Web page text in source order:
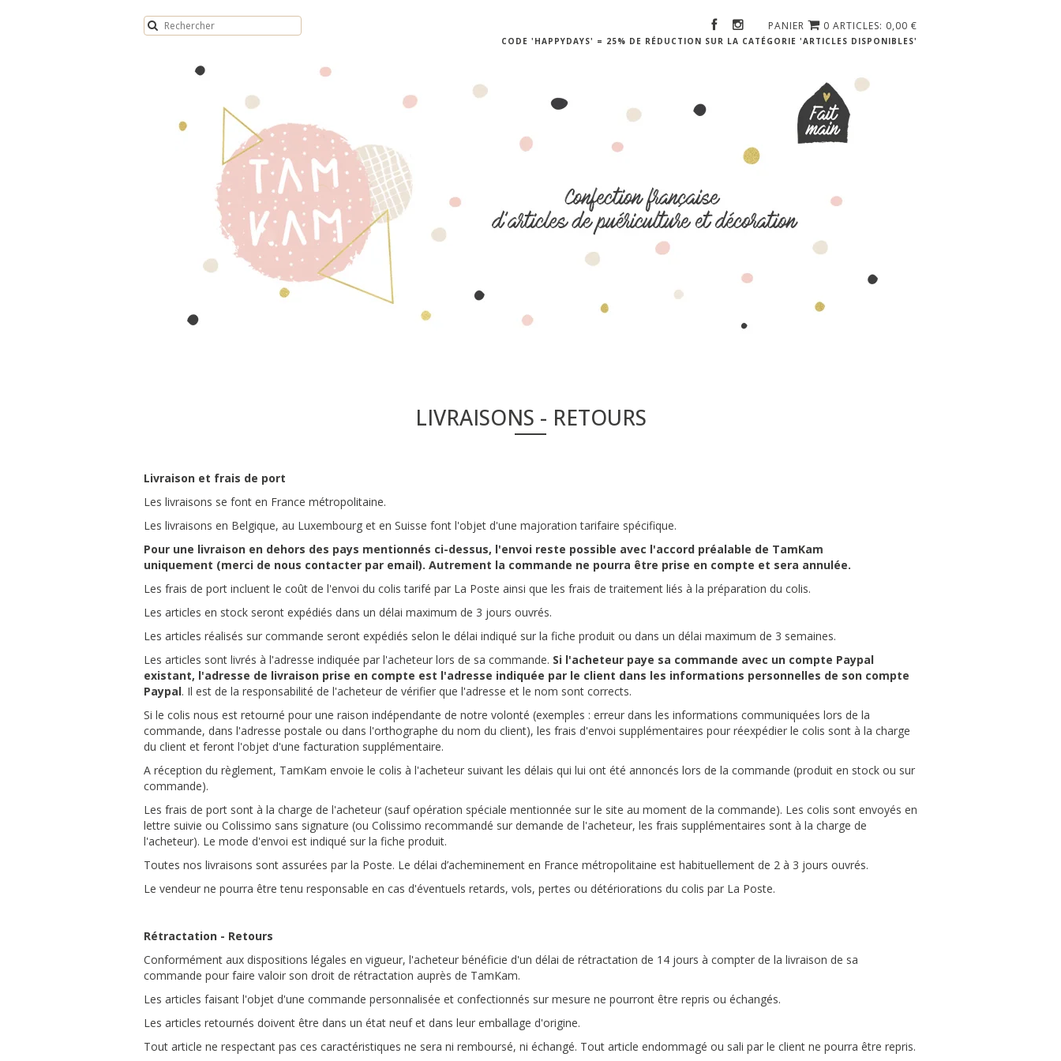
PANIER 0 ARTICLES: 0,00 €
CODE 'HAPPYDAYS' = 25% DE RÉDUCTION SUR LA CATÉGORIE 'ARTICLES DISPONIBLES'
LIVRAISONS - RETOURS
Livraison et frais de port
Les livraisons se font en France métropolitaine.
Les livraisons en Belgique, au Luxembourg et en Suisse font l'objet d'une majoration tarifaire spécifique.
Pour une livraison en dehors des pays mentionnés ci-dessus, l'envoi reste possible avec l'accord préalable de TamKam
uniquement (merci de nous contacter par email). Autrement la commande ne pourra être prise en compte et sera annulée.
Les frais de port incluent le coût de l'envoi du colis tarifé par La Poste ainsi que les frais de traitement liés à la préparation du colis.
Les articles en stock seront expédiés dans un délai maximum de 3 jours ouvrés.
Les articles réalisés sur commande seront expédiés selon le délai indiqué sur la fiche produit ou dans un délai maximum de 3 semaines.
Les articles sont livrés à l'adresse indiquée par l'acheteur lors de sa commande. Si l'acheteur paye sa commande avec un compte Paypal
existant, l'adresse de livraison prise en compte est l'adresse indiquée par le client dans les informations personnelles de son compte
Paypal. Il est de la responsabilité de l'acheteur de vérifier que l'adresse et le nom sont corrects.
Si le colis nous est retourné pour une raison indépendante de notre volonté (exemples : erreur dans les informations communiquées lors de la
commande, dans l'adresse postale ou dans l'orthographe du nom du client), les frais d'envoi supplémentaires pour réexpédier le colis sont à la charge
du client et feront l'objet d'une facturation supplémentaire.
A réception du règlement, TamKam envoie le colis à l'acheteur suivant les délais qui lui ont été annoncés lors de la commande (produit en stock ou sur
commande).
Les frais de port sont à la charge de l'acheteur (sauf opération spéciale mentionnée sur le site au moment de la commande). Les colis sont envoyés en
lettre suivie ou Colissimo sans signature (ou Colissimo recommandé sur demande de l'acheteur, les frais supplémentaires sont à la charge de
l'acheteur). Le mode d'envoi est indiqué sur la fiche produit.
Toutes nos livraisons sont assurées par la Poste. Le délai d’acheminement en France métropolitaine est habituellement de 2 à 3 jours ouvrés.
Le vendeur ne pourra être tenu responsable en cas d'éventuels retards, vols, pertes ou détériorations du colis par La Poste.
Rétractation - Retours
Conformément aux dispositions légales en vigueur, l'acheteur bénéficie d'un délai de rétractation de 14 jours à compter de la livraison de sa
commande pour faire valoir son droit de rétractation auprès de TamKam.
Les articles faisant l'objet d'une commande personnalisée et confectionnés sur mesure ne pourront être repris ou échangés.
Les articles retournés doivent être dans un état neuf et dans leur emballage d'origine.
Tout article ne respectant pas ces caractéristiques ne sera ni remboursé, ni échangé. Tout article endommagé ou sali par le client ne pourra être repris.